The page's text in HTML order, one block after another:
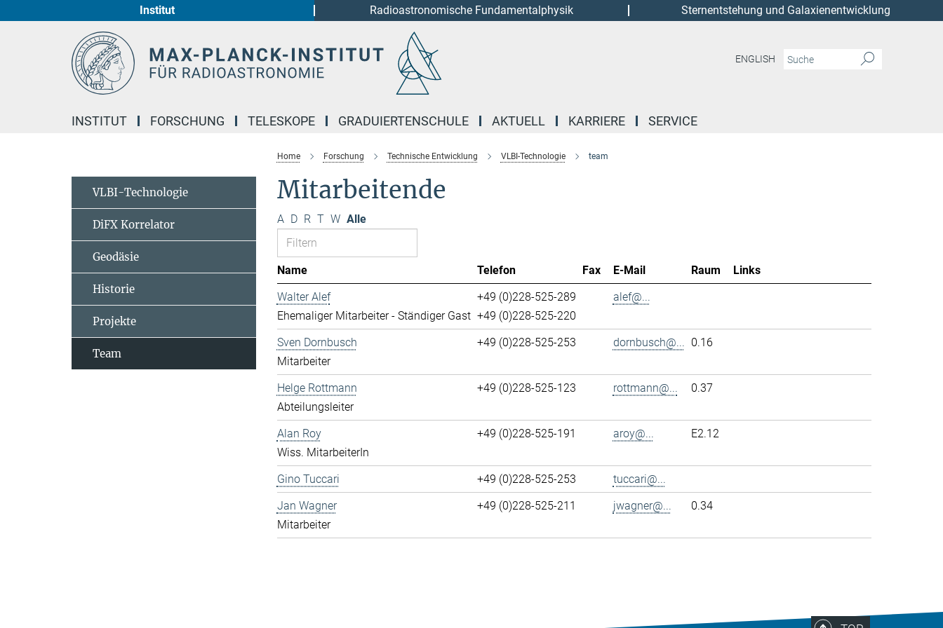
Institut Radioastronomische Fundamentalphysik Sternentstehung und Galaxienentwicklung
ENGLISH
INSTITUT FORSCHUNG TELESKOPE GRADUIERTENSCHULE AKTUELL KARRIERE SERVICE
Home Forschung Technische Entwicklung VLBI-Technologie team
Mitarbeitende
A D R T W Alle
Name Telefon Fax E-Mail Raum
Links
Walter Alef
Ehemaliger Mitarbeiter - Ständiger Gast
+49 (0)228-525-289
+49 (0)228-525-220
alef@...
Sven Dornbusch
Mitarbeiter
+49 (0)228-525-253 dornbusch@... 0.16
Helge Rottmann
Abteilungsleiter
+49 (0)228-525-123 rottmann@... 0.37
Alan Roy
Wiss. MitarbeiterIn
+49 (0)228-525-191 aroy@... E2.12
Gino Tuccari +49 (0)228-525-253
tuccari@...
Jan Wagner
Mitarbeiter
+49 (0)228-525-211 jwagner@... 0.34
VLBI-Technologie
DiFX Korrelator
Geodäsie
Historie
Projekte
Team